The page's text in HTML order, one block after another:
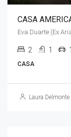
CASA
2 1 1
CASA
Laura Delmonte